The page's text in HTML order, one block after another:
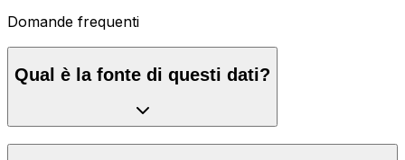
Domande frequenti
Qual è la fonte di questi dati?